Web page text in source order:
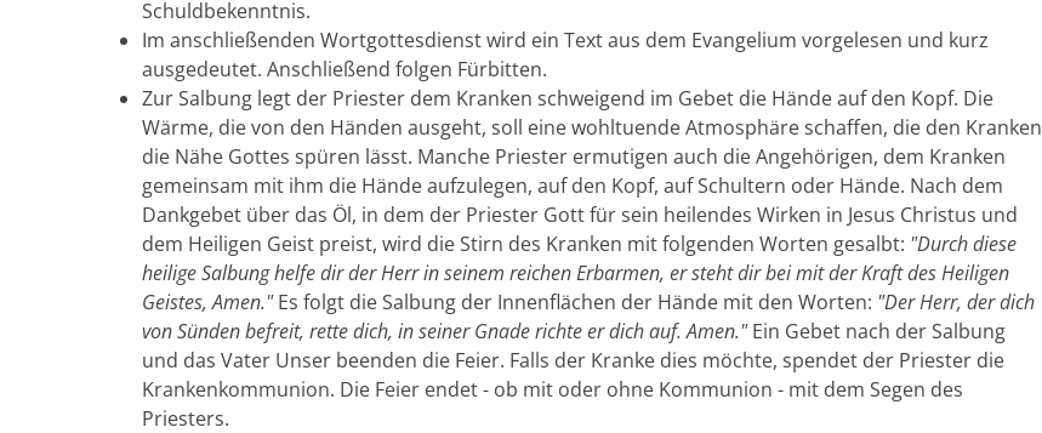
Schuldbekenntnis.
Im anschließenden Wortgottesdienst wird ein Text aus dem Evangelium vorgelesen und kurz
ausgedeutet. Anschließend folgen Fürbitten.
Zur Salbung legt der Priester dem Kranken schweigend im Gebet die Hände auf den Kopf. Die
Wärme, die von den Händen ausgeht, soll eine wohltuende Atmosphäre schaffen, die den Kranken
die Nähe Gottes spüren lässt. Manche Priester ermutigen auch die Angehörigen, dem Kranken
gemeinsam mit ihm die Hände aufzulegen, auf den Kopf, auf Schultern oder Hände. Nach dem
Dankgebet über das Öl, in dem der Priester Gott für sein heilendes Wirken in Jesus Christus und
dem Heiligen Geist preist, wird die Stirn des Kranken mit folgenden Worten gesalbt: "Durch diese
heilige Salbung helfe dir der Herr in seinem reichen Erbarmen, er steht dir bei mit der Kraft des Heiligen
Geistes, Amen."Es folgt die Salbung der Innenflächen der Hände mit den Worten: "Der Herr, der dich
von Sünden befreit, rette dich, in seiner Gnade richte er dich auf. Amen."Ein Gebet nach der Salbung
und das Vater Unser beenden die Feier. Falls der Kranke dies möchte, spendet der Priester die
Krankenkommunion. Die Feier endet - ob mit oder ohne Kommunion - mit dem Segen des
Priesters.